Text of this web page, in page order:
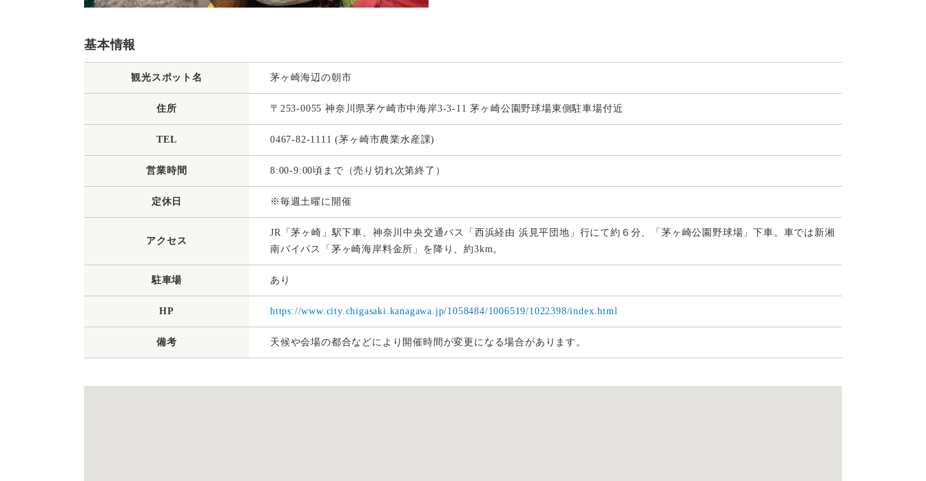
基本情報
観光スポット名 茅ヶ崎海辺の朝市
住所 〒253-0055 神奈川県茅ケ崎市中海岸3-3-11 茅ヶ崎公園野球場東側駐車場付近
TEL 0467-82-1111 (茅ヶ崎市農業水産課)
営業時間 8:00-9:00頃まで（売り切れ次第終了）
定休日 ※毎週土曜に開催
アクセス
JR「茅ヶ崎」駅下車、神奈川中央交通バス「西浜経由 浜見平団地」行にて約６分、「茅ヶ崎公園野球場」下車。車では新湘
南バイパス「茅ヶ崎海岸料金所」を降り、約3km。
駐車場 あり
HP https://www.city.chigasaki.kanagawa.jp/1058484/1006519/1022398/index.html
備考 天候や会場の都合などにより開催時間が変更になる場合があります。